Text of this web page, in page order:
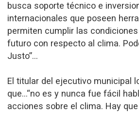
busca soporte técnico e
internacionales que poseen
permiten cumplir las
futuro con respecto al clima.
Justo”…
El titular del ejecutivo municipal
que…“no es y nunca fue fácil
acciones sobre el clima. Hay